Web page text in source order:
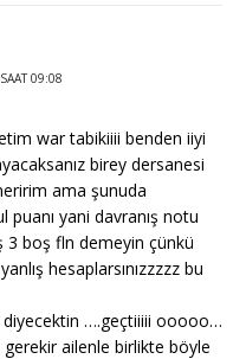
09:08
war tabikiiii benden iiyi
birey dersanesi
ama şunuda
yani davranış notu
3 boş fln demeyin çünkü
hesaplarsınızzzzz bu
diyecektin ….geçtiiiii ooooo…
ailenle birlikte böyle